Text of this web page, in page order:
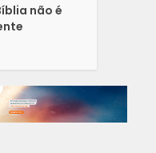
não é